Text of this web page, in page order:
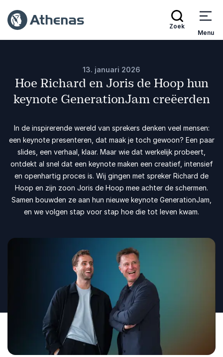
Zoek
Menu
13. januari 2026
Hoe Richard en Joris de Hoop hun
keynote GenerationJam creëerden
In de inspirerende wereld van sprekers denken veel mensen:
een keynote presenteren, dat maak je toch gewoon? Een paar
slides, een verhaal, klaar. Maar wie dat werkelijk probeert,
ontdekt al snel dat een keynote maken een creatief, intensief
en openhartig proces is. Wij gingen met spreker Richard de
Hoop en zijn zoon Joris de Hoop mee achter de schermen.
Samen bouwden ze aan hun nieuwe keynote GenerationJam,
en we volgen stap voor stap hoe die tot leven kwam.